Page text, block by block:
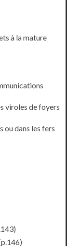
à la mature
viroles de foyers
ou dans les fers